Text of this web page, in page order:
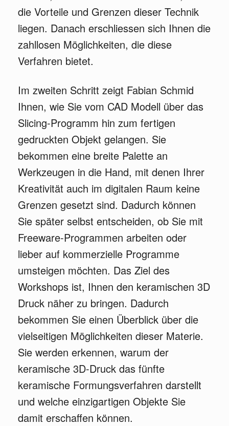
die Vorteile und Grenzen dieser Technik
liegen. Danach erschliessen sich Ihnen die
zahllosen Möglichkeiten, die diese
Verfahren bietet.
Im zweiten Schritt zeigt Fabian Schmid
Ihnen, wie Sie vom CAD Modell über das
Slicing-Programm hin zum fertigen
gedruckten Objekt gelangen. Sie
bekommen eine breite Palette an
Werkzeugen in die Hand, mit denen Ihrer
Kreativität auch im digitalen Raum keine
Grenzen gesetzt sind. Dadurch können
Sie später selbst entscheiden, ob Sie mit
Freeware-Programmen arbeiten oder
lieber auf kommerzielle Programme
umsteigen möchten. Das Ziel des
Workshops ist, Ihnen den keramischen 3D
Druck näher zu bringen. Dadurch
bekommen Sie einen Überblick über die
vielseitigen Möglichkeiten dieser Materie.
Sie werden erkennen, warum der
keramische 3D-Druck das fünfte
keramische Formungsverfahren darstellt
und welche einzigartigen Objekte Sie
damit erschaffen können.